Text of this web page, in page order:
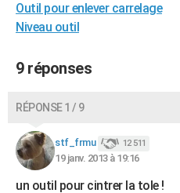
BONS PLANS
Carte de Noël
Carte Bonne année
Carte Saint-Valentin
Carte Pâques
Carte d'anniversaire
DICTIONNAIRE
Dictionnaire
Biographies
Citations
Expressions
Proverbes
PROGRAMME TV
COPAINS D'AVANT
S'inscrire
Se connecter
Lycées
Collèges
Primaires
Universités
Entreprises
Service militaire
Avis de recherche
Outil pour enlever carrelage
Niveau outil
9 réponses
RÉPONSE 1 / 9
stf_frmu 12 511
19 janv. 2013 à 19:16
un outil pour cintrer la tole !